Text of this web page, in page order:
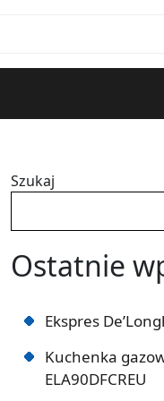
Szukaj
Ostatnie
Ekspres
Kuchenka
ELA90DFCREU